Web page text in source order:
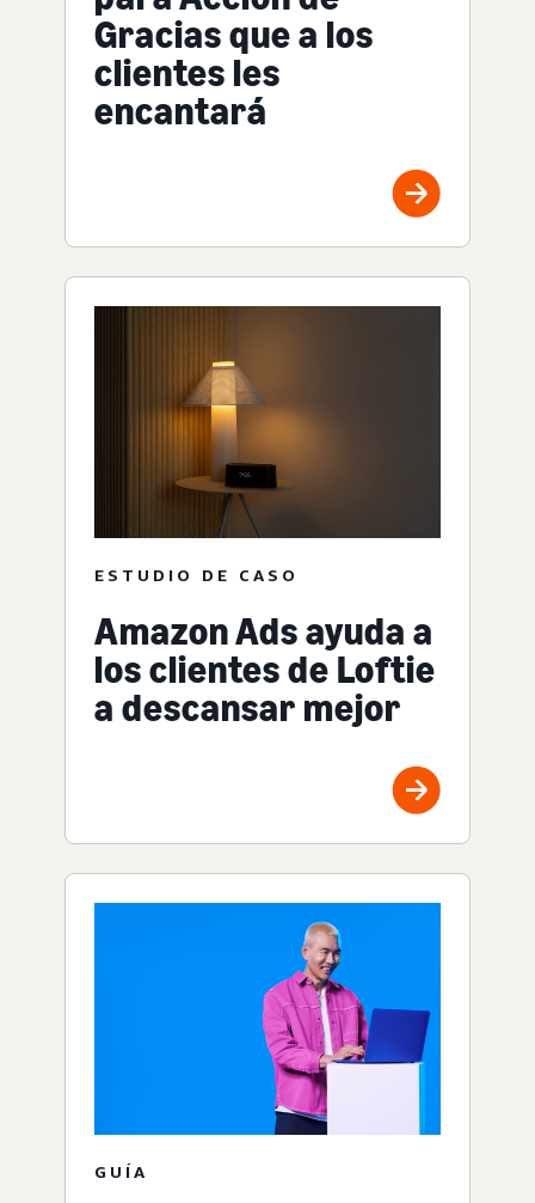
Gracias que a los
clientes les
encantará
ESTUDIO DE CASO
Amazon Ads ayuda a
los clientes de Loftie
a descansar mejor
GUÍA